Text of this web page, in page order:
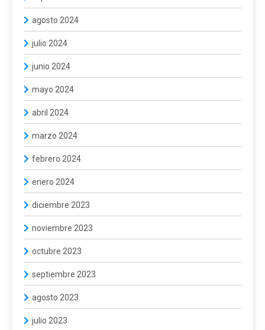
agosto 2024
julio 2024
junio 2024
mayo 2024
abril 2024
marzo 2024
febrero 2024
enero 2024
diciembre 2023
noviembre 2023
octubre 2023
septiembre 2023
agosto 2023
julio 2023